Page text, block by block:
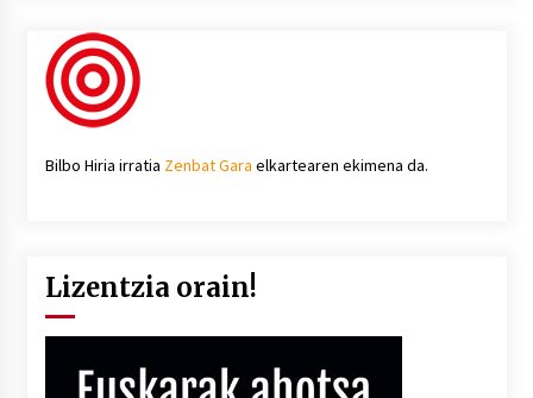
Bilbo Hiria irratia Zenbat Gara elkartearen ekimena da.
Lizentzia orain!